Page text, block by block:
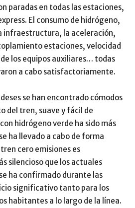
paradas en todas las estaciones,
El consumo de hidrógeno,
infraestructura, la aceleración,
estaciones, velocidad
los equipos auxiliares… todas
a cabo satisfactoriamente.
se han encontrado cómodos
del tren, suave y fácil de
hidrógeno verde ha sido más
ha llevado a cabo de forma
cero emisiones es
silencioso que los actuales
ha confirmado durante las
significativo tanto para los
habitantes a lo largo de la línea.